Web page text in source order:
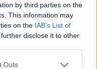
by third parties on the
This information may
on the IAB’s List of
disclose it to other
one or more Google
Outs
és jelzőlámpás
Angyalföldön
bővítik